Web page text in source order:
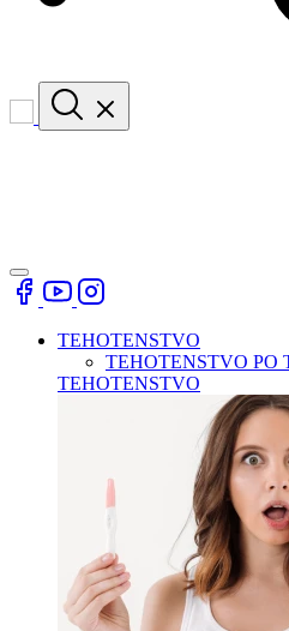
TEHOTENSTVO
TEHOTENSTVO PO
TEHOTENSTVO